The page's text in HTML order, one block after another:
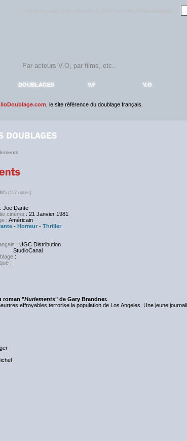
DOUBLAGES V.F V.O
, le site référence du doublage français.
/5 (112 notes)
: Joe Dante
cinéma : 21 Janvier 1981
: Américain
- Horreur - Thriller
: UGC Distribution
:
:
roman "Hurlements" de Gary Brandner.
effroyables terrorise la population de Los Angeles. Une jeune